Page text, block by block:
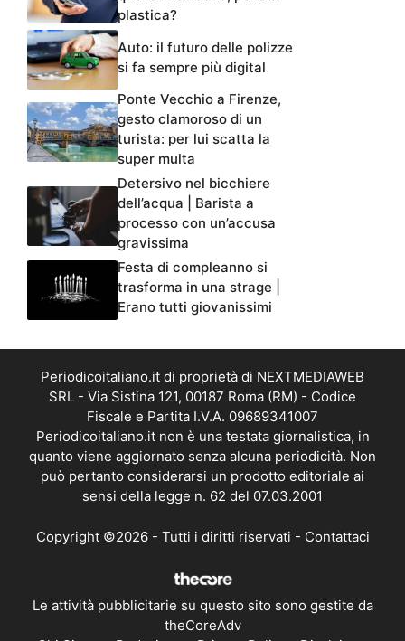
plastica?
Auto: il futuro delle polizze
si fa sempre più digital
Ponte Vecchio a Firenze,
gesto clamoroso di un
turista: per lui scatta la
super multa
Detersivo nel bicchiere
dell’acqua | Barista a
processo con un’accusa
gravissima
Festa di compleanno si
trasforma in una strage |
Erano tutti giovanissimi
Periodicoitaliano.it di proprietà di NEXTMEDIAWEB
SRL - Via Sistina 121, 00187 Roma (RM) - Codice
Fiscale e Partita I.V.A. 09689341007
Periodicoitaliano.it non è una testata giornalistica, in
quanto viene aggiornato senza alcuna periodicità. Non
può pertanto considerarsi un prodotto editoriale ai
sensi della legge n. 62 del 07.03.2001
Copyright ©2026 - Tutti i diritti riservati - Contattaci
Le attività pubblicitarie su questo sito sono gestite da
theCoreAdv